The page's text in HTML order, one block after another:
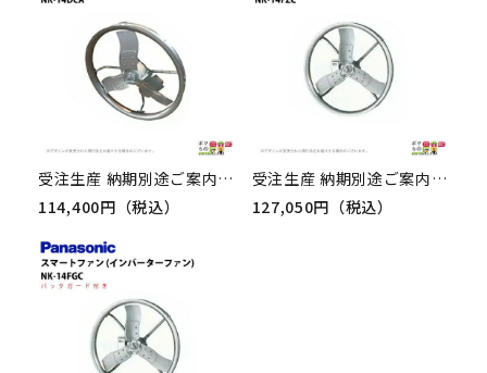
受注生産 納期別途ご案内 法人宛のみ宅配可 パナソニック 畜産用換気扇 NK-14DCA DCスマートファン 吊下タイプ Panasonic 牛舎 畜舎 扇風機
114,400円（税込）
受注生産 納期別途ご案内 法人宛のみ宅配可 パナソニック 畜産用換気扇 NK-14FZC スマートファン 吊下タイプ インバーターファン ガード無し Panasonic
127,050円（税込）